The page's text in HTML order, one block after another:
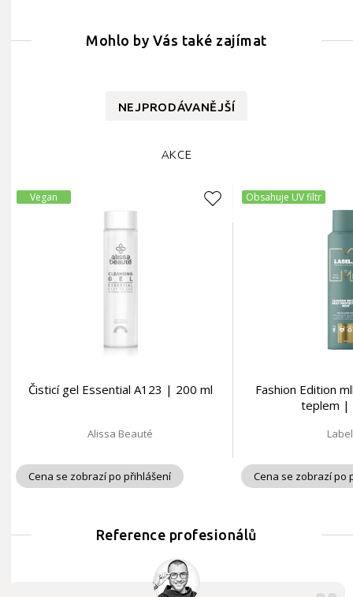
Mohlo by Vás také zajímat
NEJPRODÁVANĚJŠÍ
AKCE
Vegan
Čisticí gel Essential A123 | 200 ml
Alissa Beauté
Cena se zobrazí po přihlášení
Obsahuje UV filtr
Fashion Edition
teplem |
Cena se zobrazí po
Reference profesionálů